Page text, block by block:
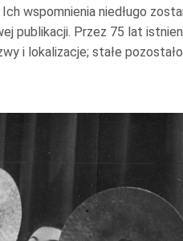
wspomnienia niedługo
publikacji. Przez 75 lat
i lokalizacje; stałe pozostało